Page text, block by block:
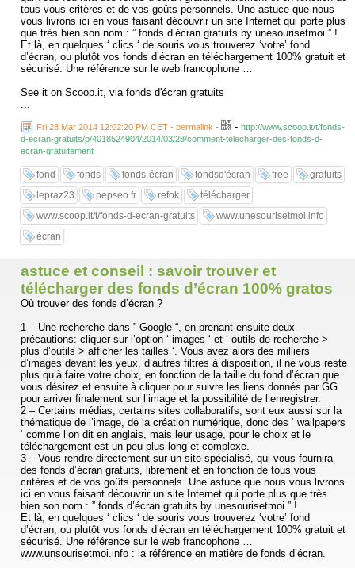
tous vous critères et de vos goûts personnels. Une astuce que nous
vous livrons ici en vous faisant découvrir un site Internet qui porte plus
que très bien son nom : ” fonds d’écran gratuits by unesourisetmoi ” !
Et là, en quelques ‘ clics ‘ de souris vous trouverez ‘votre’ fond
d’écran, ou plutôt vos fonds d’écran en téléchargement 100% gratuit et
sécurisé. Une référence sur le web francophone …
See it on Scoop.it, via fonds d'écran gratuits
...
Fri 28 Mar 2014 12:02:20 PM CET - permalink - - http://www.scoop.it/t/fonds-
d-ecran-gratuits/p/4018524904/2014/03/28/comment-telecharger-des-fonds-d-
ecran-gratuitement
fond fonds fonds-écran fondsd'écran free
gratuits
lepraz23
pepseo.fr refok
télécharger
www.scoop.it/t/fonds-d-ecran-gratuits
www.unesourisetmoi.info
écran
astuce et conseil : savoir trouver et
télécharger des fonds d’écran 100% gratos
Où trouver des fonds d’écran ?
1 – Une recherche dans ” Google “, en prenant ensuite deux
précautions: cliquer sur l’option ‘ images ‘ et ‘ outils de recherche >
plus d’outils > afficher les tailles ‘. Vous avez alors des milliers
d’images devant les yeux, d’autres filtres à disposition, il ne vous reste
plus qu’à faire votre choix, en fonction de la taille du fond d’écran que
vous désirez et ensuite à cliquer pour suivre les liens donnés par GG
pour arriver finalement sur l’image et la possibilité de l’enregistrer.
2 – Certains médias, certains sites collaboratifs, sont eux aussi sur la
thématique de l’image, de la création numérique, donc des ‘ wallpapers
‘ comme l’on dit en anglais, mais leur usage, pour le choix et le
téléchargement est un peu plus long et complexe.
3 – Vous rendre directement sur un site spécialisé, qui vous fournira
des fonds d’écran gratuits, librement et en fonction de tous vous
critères et de vos goûts personnels. Une astuce que nous vous livrons
ici en vous faisant découvrir un site Internet qui porte plus que très
bien son nom : ” fonds d’écran gratuits by unesourisetmoi ” !
Et là, en quelques ‘ clics ‘ de souris vous trouverez ‘votre’ fond
d’écran, ou plutôt vos fonds d’écran en téléchargement 100% gratuit et
sécurisé. Une référence sur le web francophone …
www.unsourisetmoi.info : la référence en matière de fonds d’écran.